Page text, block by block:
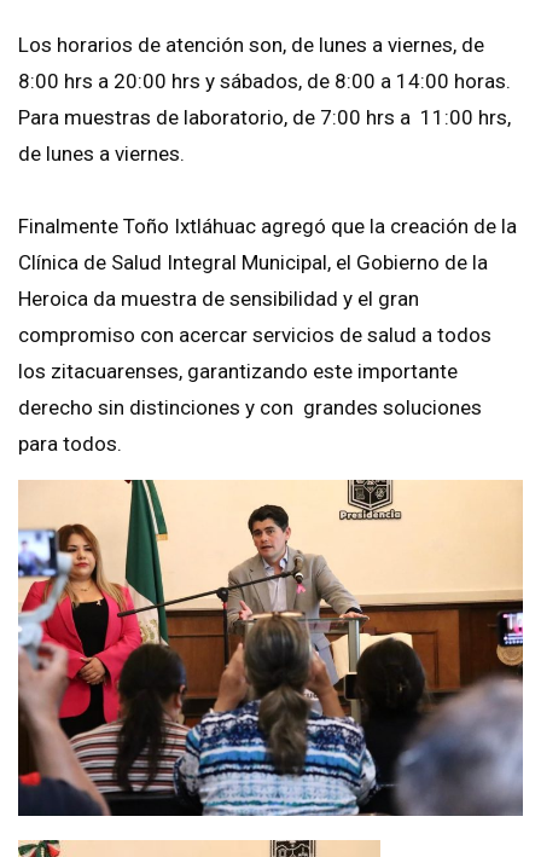
Los horarios de atención son, de lunes a viernes, de
8:00 hrs a 20:00 hrs y sábados, de 8:00 a 14:00 horas.
Para muestras de laboratorio, de 7:00 hrs a 11:00 hrs,
de lunes a viernes.
Finalmente Toño Ixtláhuac agregó que la creación de la
Clínica de Salud Integral Municipal, el Gobierno de la
Heroica da muestra de sensibilidad y el gran
compromiso con acercar servicios de salud a todos
los zitacuarenses, garantizando este importante
derecho sin distinciones y con grandes soluciones
para todos.